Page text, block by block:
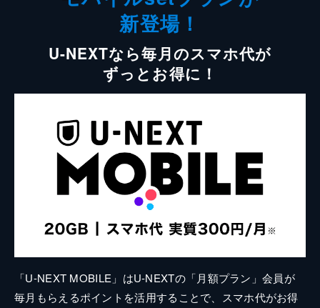
新登場！
U-NEXTなら毎月のスマホ代が
ずっとお得に！
「U-NEXT MOBILE」はU-NEXTの「月額プラン」会員が
毎月もらえるポイントを活用することで、スマホ代がお得